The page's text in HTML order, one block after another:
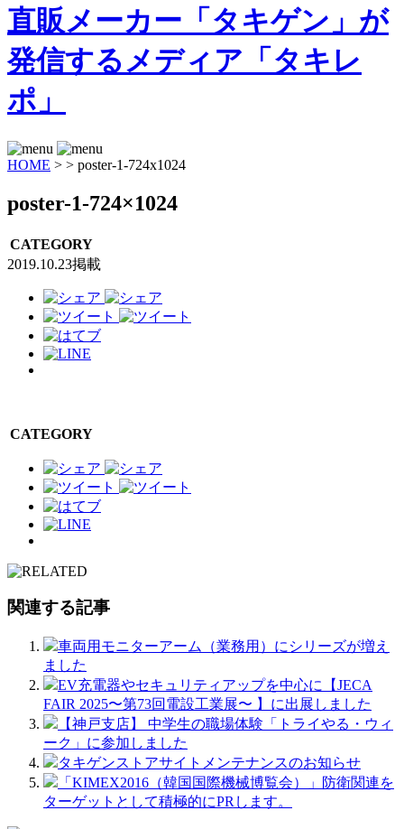
HOME > > poster-1-724x1024
poster-1-724×1024
CATEGORY
2019.10.23掲載
CATEGORY
関連する記事
車両用モニターアーム（業務用）にシリーズが増え
ました
EV充電器やセキュリティアップを中心に【JECA
FAIR 2025〜第73回電設工業展〜 】に出展しました
【神戸支店】 中学生の職場体験「トライやる・ウィ
ーク」に参加しました
タキゲンストアサイトメンテナンスのお知らせ
「KIMEX2016（韓国国際機械博覧会）」防衛関連を
ターゲットとして積極的にPRします。